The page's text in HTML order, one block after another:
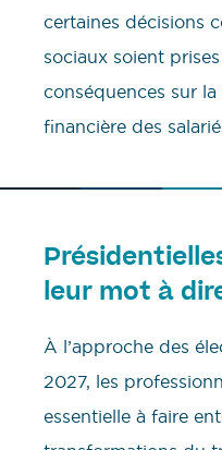
certaines décisions
sociaux soient
conséquences sur
financière des
leur mot à
À l’approche des
2027, les
essentielle à faire